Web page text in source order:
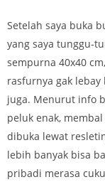
Setelah saya buka
yang saya tunggu-
sempurna 40x40
rasfurnya gak
juga. Menurut info
peluk enak,
dibuka lewat
lebih banyak bisa
pribadi merasa